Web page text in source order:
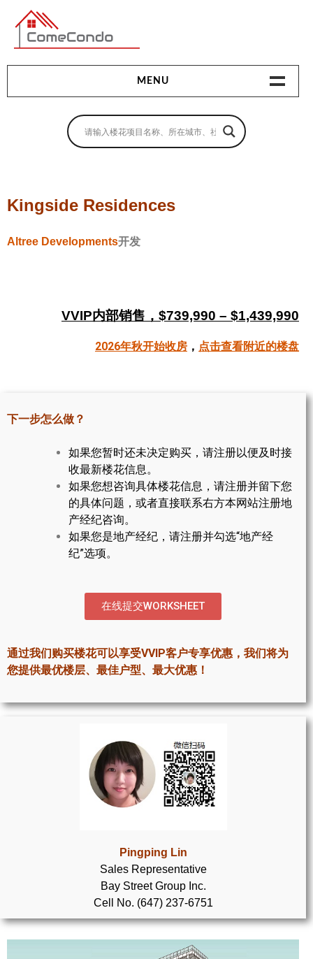
多伦多最新最全的楼花搜索引擎
MENU
地产相关
卖房指南
贷款指南
楼花地图
楼花转让专区
多伦多市中心楼花项目
怡陶碧谷社区介绍
密西沙加社区介绍
奥克维尔楼花项目
列治文山楼花项目
新居民
留学生指南
Kingside Residences
Altree Developments开发
VVIP内部销售，$739,990 – $1,439,990
2026年秋开始收房 ， 点击查看附近的楼盘
下一步怎么做？
如果您暂时还未决定购买，请注册以便及时接
收最新楼花信息。
如果您想咨询具体楼花信息，请注册并留下您
的具体问题，或者直接联系右方本网站注册地
产经纪咨询。
如果您是地产经纪，请注册并勾选“地产经
纪”选项。
在线提交WORKSHEET
通过我们购买楼花可以享受VVIP客户专享优惠，我们将为
您提供最优楼层、最佳户型、最大优惠！
Pingping Lin
Sales Representative
Bay Street Group Inc.
Cell No. (647) 237-6751